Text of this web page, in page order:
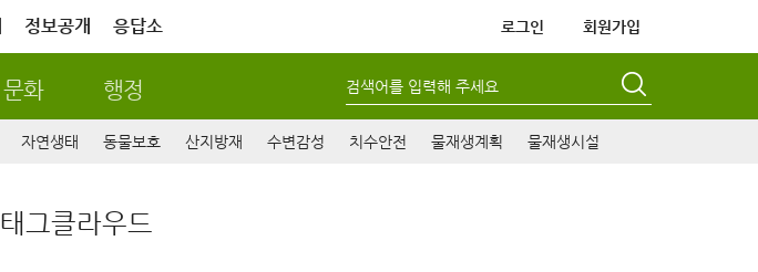
정보공개 응답소 로그인 회원가입
문화 행정 검색어를 입력해 주세요
자연생태 동물보호 산지방재 수변감성 치수안전 물재생계획 물재생시설
그클라우드